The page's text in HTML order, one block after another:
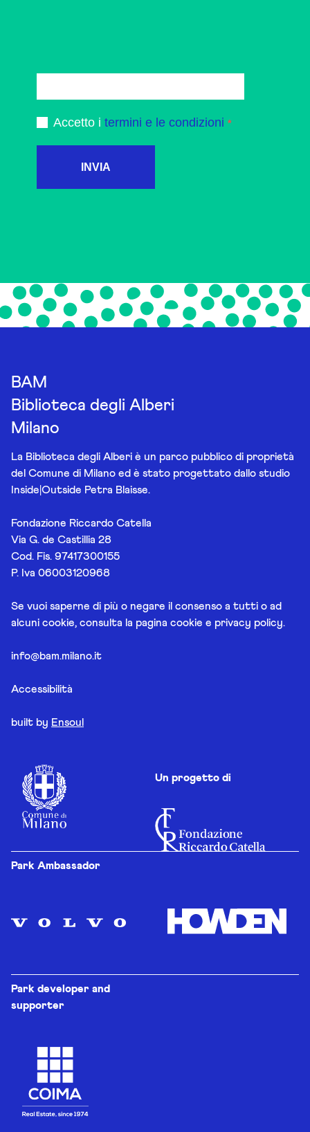
Accetto i termini e le condizioni
INVIA
BAM
Biblioteca degli Alberi
Milano
La Biblioteca degli Alberi è un parco pubblico di proprietà
del Comune di Milano ed è stato progettato dallo studio
Inside|Outside Petra Blaisse.
Fondazione Riccardo Catella
Via G. de Castillia 28
Cod. Fis. 97417300155
P. Iva 06003120968
Se vuoi saperne di più o negare il consenso a tutti o ad
alcuni cookie, consulta la pagina cookie e privacy policy.
info@bam.milano.it
Accessibilità
built by Ensoul
Un progetto di
Park Ambassador
Park developer and
supporter